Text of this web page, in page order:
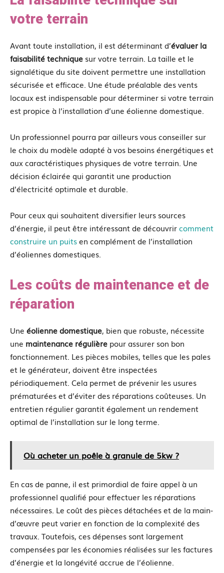
votre terrain
Avant toute installation, il est déterminant d’évaluer la
faisabilité technique sur votre terrain. La taille et le
signalétique du site doivent permettre une installation
sécurisée et efficace. Une étude préalable des vents
locaux est indispensable pour déterminer si votre terrain
est propice à l’installation d’une éolienne domestique.
Un professionnel pourra par ailleurs vous conseiller sur
le choix du modèle adapté à vos besoins énergétiques et
aux caractéristiques physiques de votre terrain. Une
décision éclairée qui garantit une production
d’électricité optimale et durable.
Pour ceux qui souhaitent diversifier leurs sources
d’énergie, il peut être intéressant de découvrircomment
construire un puitsen complément de l’installation
d’éoliennes domestiques.
Les coûts de maintenance et de
réparation
Une éolienne domestique, bien que robuste, nécessite
une maintenance régulière pour assurer son bon
fonctionnement. Les pièces mobiles, telles que les pales
et le générateur, doivent être inspectées
périodiquement. Cela permet de prévenir les usures
prématurées et d’éviter des réparations coûteuses. Un
entretien régulier garantit également un rendement
optimal de l’installation sur le long terme.
Où acheter un poêle à granule de 5kw ?
En cas de panne, il est primordial de faire appel à un
professionnel qualifié pour effectuer les réparations
nécessaires. Le coût des pièces détachées et de la main-
d’œuvre peut varier en fonction de la complexité des
travaux. Toutefois, ces dépenses sont largement
compensées par les économies réalisées sur les factures
d’énergie et la longévité accrue de l’éolienne.